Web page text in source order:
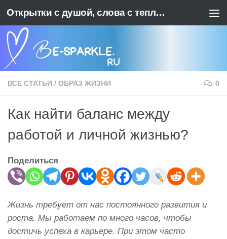
Перейти к содержимому Открытки с душой, слова с теплотой. BE-SPARKLE - Ваш источник позитива
ВСЕ СТАТЬИ / ОБРАЗ ЖИЗНИ 0
Как найти баланс между
работой и личной жизнью?
Поделиться
Жизнь требует от нас постоянного развития и
роста. Мы работаем по много часов, чтобы
достичь успеха в карьере. При этом часто